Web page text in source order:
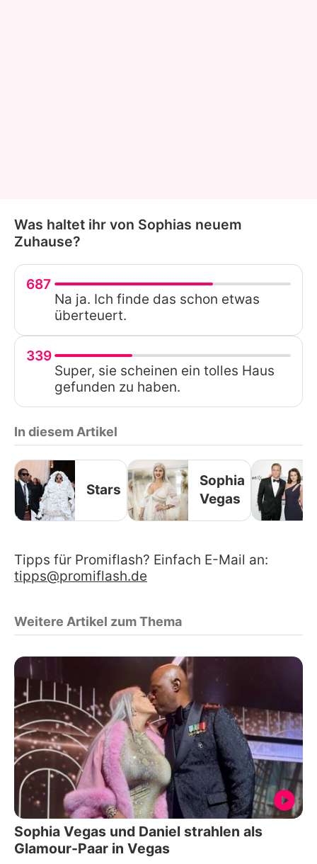
Was haltet ihr von Sophias neuem
Zuhause?
687
Na ja. Ich finde das schon etwas
überteuert.
339
Super, sie scheinen ein tolles Haus
gefunden zu haben.
In diesem Artikel
Stars
Sophia
Vegas
Tipps für Promiflash? Einfach E-Mail an:
tipps@promiflash.de
Weitere Artikel zum Thema
Sophia Vegas und Daniel strahlen als
Glamour-Paar in Vegas